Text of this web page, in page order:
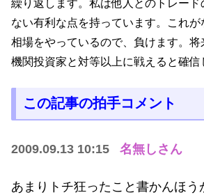
繰り返します。私は他人とのトレー
ない有利な点を持っています。これ
相場をやっているので、負けます。
機関投資家と対等以上に戦えると確信
この記事の拍手コメント
2009.09.13 10:15 名無しさん
あまりトチ狂ったこと書かんほう